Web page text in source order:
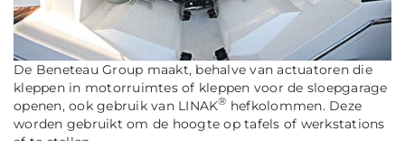
De Beneteau Group maakt, behalve van actuatoren die
kleppen in motorruimtes of kleppen voor de sloepgarage
openen, ook gebruik van LINAK® hefkolommen. Deze
worden gebruikt om de hoogte op tafels of werkstations